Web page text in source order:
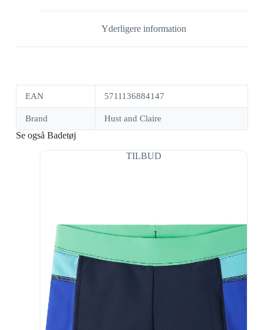
Yderligere information
EAN 5711136884147
Brand Hust and Claire
Se også Badetøj
TILBUD